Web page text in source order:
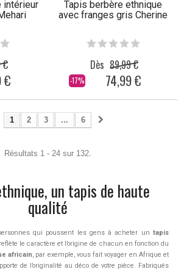
intérieur
€
€
Tapis berbère ethnique
avec franges gris Cherine
-17%
Dès 89,99 €
74,99 €
1 2 3 ... 6
Résultats 1 - 24 sur 132.
un tapis de haute
qualité
qui poussent les gens à acheter un tapis
le caractère et l’origine de chacun en fonction du
africain, par exemple, vous fait voyager en Afrique et
de l’originalité au déco de votre pièce. Fabriqués